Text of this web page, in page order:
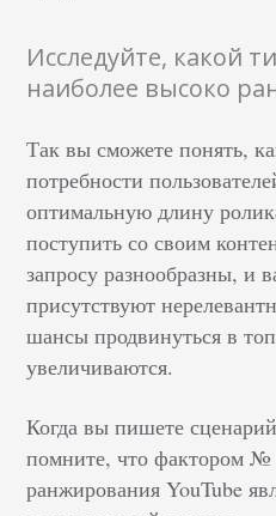
Исследуйте, какой
наиболее высоко
Так вы сможете понять,
потребности
оптимальную длину
поступить со своим
запросу разнообразны, и
присутствуют
шансы продвинуться в
увеличиваются.
Когда вы пишете
помните, что фактором №
ранжирования YouTube